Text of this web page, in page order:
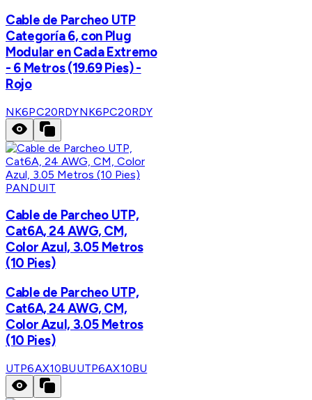
Cable de Parcheo UTP
Categoría 6, con Plug
Modular en Cada Extremo
- 6 Metros (19.69 Pies) -
Rojo
NK6PC20RDYNK6PC20RDY
PANDUIT
Cable de Parcheo UTP,
Cat6A, 24 AWG, CM,
Color Azul, 3.05 Metros
(10 Pies)
Cable de Parcheo UTP,
Cat6A, 24 AWG, CM,
Color Azul, 3.05 Metros
(10 Pies)
UTP6AX10BUUTP6AX10BU